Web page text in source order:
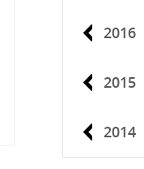
2016
2015
2014